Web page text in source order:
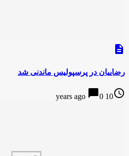
description
رضاییان در پرسپولیس ماندنی شد
access_time
10 years ago
chat_bubble0